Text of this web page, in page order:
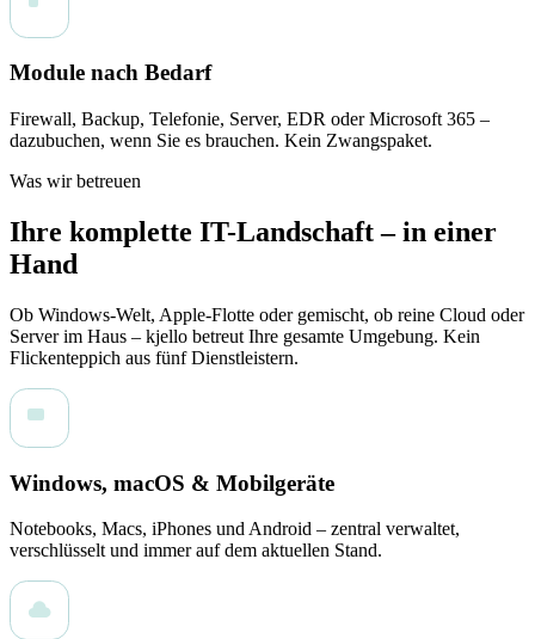
Module nach Bedarf
Firewall, Backup, Telefonie, Server, EDR oder Microsoft 365 –
dazubuchen, wenn Sie es brauchen. Kein Zwangspaket.
Was wir betreuen
Ihre komplette IT-Landschaft – in einer
Hand
Ob Windows-Welt, Apple-Flotte oder gemischt, ob reine Cloud oder
Server im Haus – kjello betreut Ihre gesamte Umgebung. Kein
Flickenteppich aus fünf Dienstleistern.
Windows, macOS & Mobilgeräte
Notebooks, Macs, iPhones und Android – zentral verwaltet,
verschlüsselt und immer auf dem aktuellen Stand.